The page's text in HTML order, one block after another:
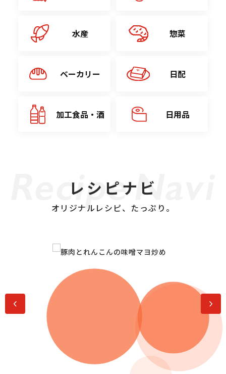
水産 惣菜
ベーカリー 日配
加工食品・酒 日用品
レシピナビ
オリジナルレシピ、たっぷり。
前へ 次へ